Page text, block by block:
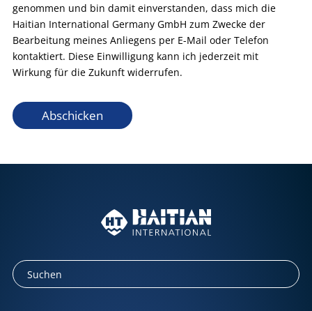
genommen und bin damit einverstanden, dass mich die
Haitian International Germany GmbH zum Zwecke der
Bearbeitung meines Anliegens per E-Mail oder Telefon
kontaktiert. Diese Einwilligung kann ich jederzeit mit
Wirkung für die Zukunft widerrufen.